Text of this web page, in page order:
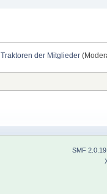
Traktoren der Mitglieder
SMF 2.0.19